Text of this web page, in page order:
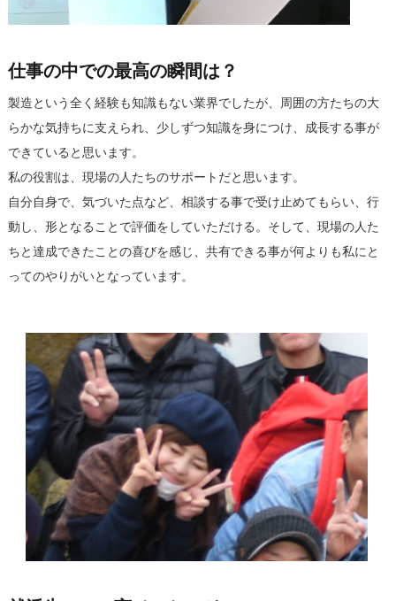
仕事の中での最高の瞬間は？
製造という全く経験も知識もない業界でしたが、周囲の方たちの大
らかな気持ちに支えられ、少しずつ知識を身につけ、成長する事が
できていると思います。
私の役割は、現場の人たちのサポートだと思います。
自分自身で、気づいた点など、相談する事で受け止めてもらい、行
動し、形となることで評価をしていただける。そして、現場の人た
ちと達成できたことの喜びを感じ、共有できる事が何よりも私にと
ってのやりがいとなっています。